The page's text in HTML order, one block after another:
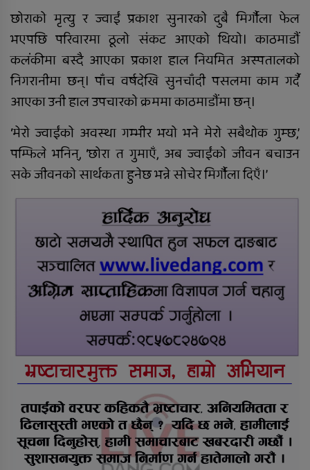
तुलसीपुरमा मोटरसाइकल र स्कुटी
ठोक्किँदा युवतीको मृत्यु
राप्ती आधारभूत अस्पतालमा शुक्रबार
निःशुल्क विशेषज्ञ स्वास्थ्य शिविर
सञ्चालन हुने
आरोपमा जेठाजु विरुद्ध मुद्दा दायर
रोल्पामा खोलाले बगाउँदा एक वृद्धको
मृत्यु
छोराको मृत्यु र ज्वाईं प्रकाश सुनारको दुबै मिर्गौला फेल
भएपछि परिवारमा ठूलो संकट आएको थियो। काठमाडौं
कलंकीमा बस्दै आएका प्रकाश हाल नियमित अस्पतालको
निगरानीमा छन्। पाँच वर्षदेखि सुनचाँदी पसलमा काम गर्दै
आएका उनी हाल उपचारको क्रममा काठमाडौंमा छन्।
‘मेरो ज्वाईंको अवस्था गम्भीर भयो भने मेरो सबैथोक गुम्छ,’
पम्फिले भनिन्, ‘छोरा त गुमाएँ, अब ज्वाईंको जीवन बचाउन
सके जीवनको सार्थकता हुनेछ भन्ने सोचेर मिर्गौला दिएँ।’